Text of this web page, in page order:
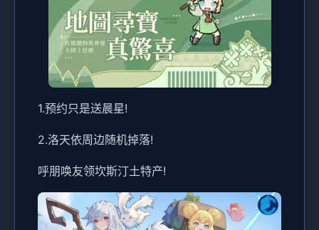
1.预约只是送晨星!
2.洛天依周边随机掉落!
呼朋唤友领坎斯汀土特产!